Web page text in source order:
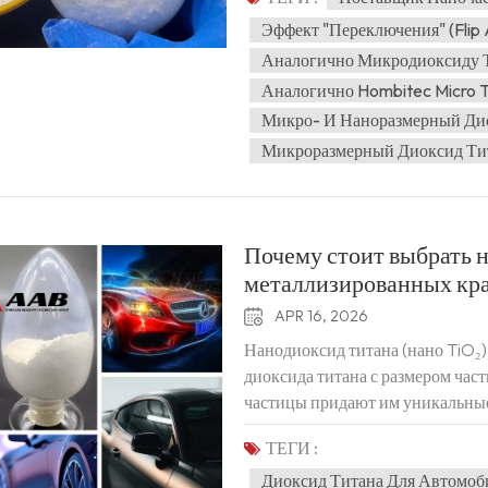
использовала всю развитую и
опираясь на поддержку
автомобильных
университетом в Нанкине
тестирование рынка, в
высокоэффективных по
эффект переключения значений
при разных углах
покрытиям глубину, текстуру и
продукции. 2. Превосходная
химическим веществам, а
срок службы: предотвращает
внешней среды, защищает
чем на 10 лет.Устойчивость к
ультрафиолетовое излучение,
Эффект "переключения"
Аналогично Микродиоксиду
Аналогично Hombitec Micro
Микро- И Наноразмерный
Микроразмерный Диоксид
Почему стоит выбрать
металлизированных
APR 16, 2026
Нанодиоксид титана (нано
диоксида титана с размером
частицы придают им
свойства, что позволяет
удовлетворить требованиям.
модификации поверхности и
ТЕГИ :
Диоксид Титана Для